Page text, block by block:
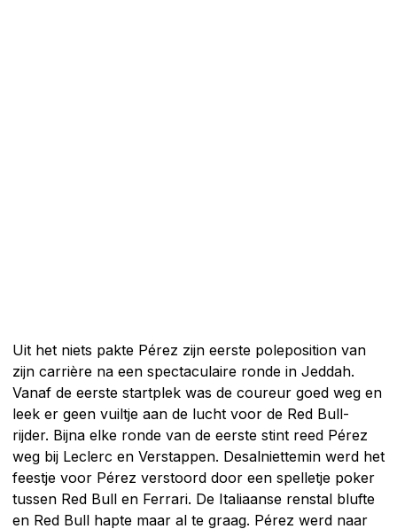
Uit het niets pakte Pérez zijn eerste poleposition van
zijn carrière na een spectaculaire ronde in Jeddah.
Vanaf de eerste startplek was de coureur goed weg en
leek er geen vuiltje aan de lucht voor de Red Bull-
rijder. Bijna elke ronde van de eerste stint reed Pérez
weg bij Leclerc en Verstappen. Desalniettemin werd het
feestje voor Pérez verstoord door een spelletje poker
tussen Red Bull en Ferrari. De Italiaanse renstal blufte
en Red Bull hapte maar al te graag. Pérez werd naar